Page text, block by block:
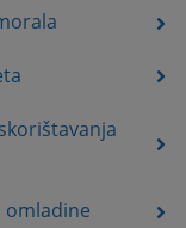
omladine